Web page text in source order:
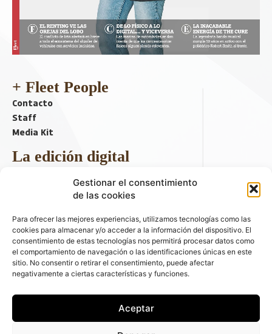
Gestionar el consentimiento
de las cookies
Para ofrecer las mejores experiencias, utilizamos tecnologías como las
cookies para almacenar y/o acceder a la información del dispositivo. El
consentimiento de estas tecnologías nos permitirá procesar datos como
el comportamiento de navegación o las identificaciones únicas en este
sitio. No consentir o retirar el consentimiento, puede afectar
negativamente a ciertas características y funciones.
Aceptar
+ Fleet People
Contacto
Staff
Media Kit
La edición digital
Descargar último ejemplar
ir a hemeroteca
+ Contenido en redes sociales